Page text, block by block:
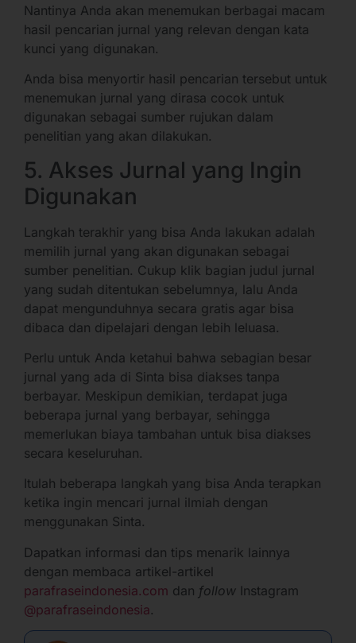
Nantinya Anda akan menemukan berbagai macam
hasil pencarian jurnal yang relevan dengan kata
kunci yang digunakan.
Anda bisa menyortir hasil pencarian tersebut untuk
menemukan jurnal yang dirasa cocok untuk
digunakan sebagai sumber rujukan dalam
penelitian yang akan dilakukan.
5. Akses Jurnal yang Ingin
Digunakan
Langkah terakhir yang bisa Anda lakukan adalah
memilih jurnal yang akan digunakan sebagai
sumber penelitian. Cukup klik bagian judul jurnal
yang sudah ditentukan sebelumnya, lalu Anda
dapat mengunduhnya secara gratis agar bisa
dibaca dan dipelajari dengan lebih leluasa.
Perlu untuk Anda ketahui bahwa sebagian besar
jurnal yang ada di Sinta bisa diakses tanpa
berbayar. Meskipun demikian, terdapat juga
beberapa jurnal yang berbayar, sehingga
memerlukan biaya tambahan untuk bisa diakses
secara keseluruhan.
Itulah beberapa langkah yang bisa Anda terapkan
ketika ingin mencari jurnal ilmiah dengan
menggunakan Sinta.
Dapatkan informasi dan tips menarik lainnya
dengan membaca artikel-artikel
parafraseindonesia.com dan follow Instagram
@parafraseindonesia.